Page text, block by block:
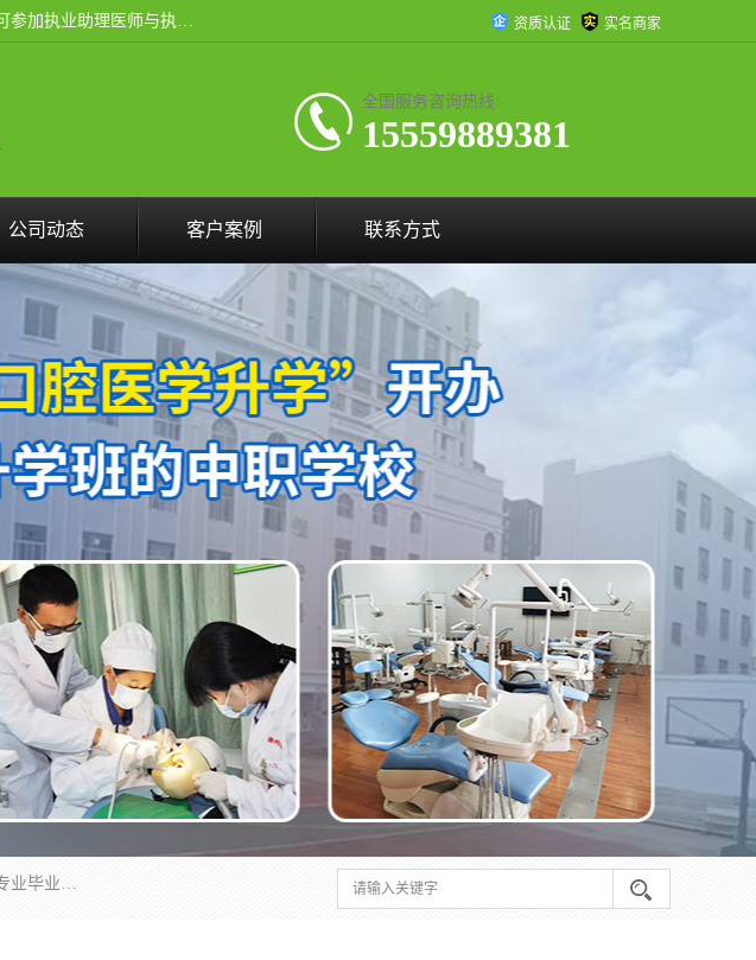
通过医学类院校正规录取从而获取统招全日制大专、本科，学信网可查在校学籍。医学相关专业毕业后可参加执业助理医师与执业医师证书考试（如口腔医学、临床医学、中医学等专业）. 资质认证 实名商家
全国服务咨询热线:
15559889381
公司动态 客户案例 联系方式
通过医学类院校正规录取从而获取统招全日制大专、本科，学信网可查在校学籍。医学相关专业毕业后可参加执业助理医师与执业医师证书考试（如口腔医学、临床医学、中医学等专业）.